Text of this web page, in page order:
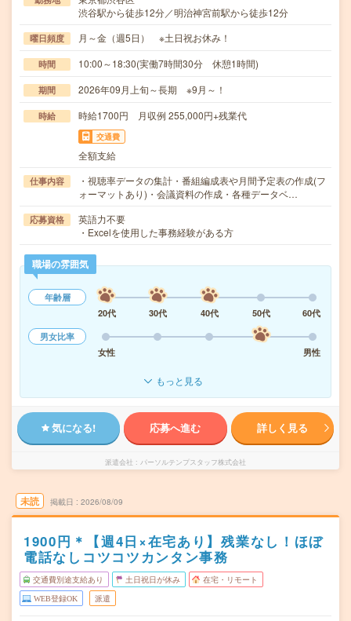
渋谷駅から徒歩12分／明治神宮前駅から徒歩12分
曜日頻度 月～金（週5日） ※土日祝お休み！
時間 10:00～18:30(実働7時間30分 休憩1時間)
期間 2026年09月上旬～長期 ※9月～！
時給 時給1700円 月収例 255,000円+残業代
交通費
全額支給
仕事内容
・視聴率データの集計・番組編成表や月間予定表の作成(フ
ォーマットあり)・会議資料の作成・各種データベ…
応募資格
英語力不要
・Excelを使用した事務経験がある方
職場の雰囲気
年齢層
20代
30代 40代 50代
60代
男女比率
女性
男性
もっと見る
気になる! 応募へ進む 詳しく見る
派遣会社 パーソルテンプスタッフ株式会社
未読 掲載日 2026/08/09
1900円＊【週4日×在宅あり】残業なし！ほぼ
電話なしコツコツカンタン事務
交通費別途支給あり 土日祝日が休み 在宅・リモート
WEB登録OK 派遣